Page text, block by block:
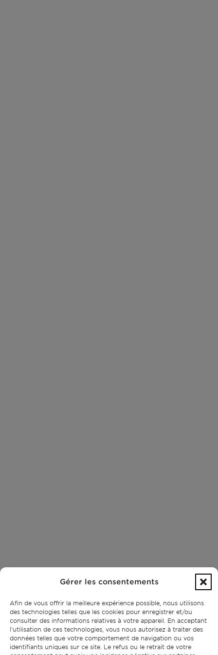
Gérer les consentements
Afin de vous offrir la meilleure expérience possible, nous utilisons
des technologies telles que les cookies pour enregistrer et/ou
consulter des informations relatives à votre appareil. En acceptant
l'utilisation de ces technologies, vous nous autorisez à traiter des
données telles que votre comportement de navigation ou vos
identifiants uniques sur ce site. Le refus ou le retrait de votre